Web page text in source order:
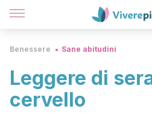
Benessere Sane abitudini
Leggere di
cervello